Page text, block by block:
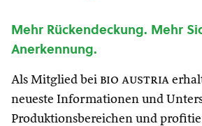
Mehr Rückendeckung. Mehr
Anerkennung.
Als Mitglied bei bio austria
neueste Informationen und
Produktionsbereichen und